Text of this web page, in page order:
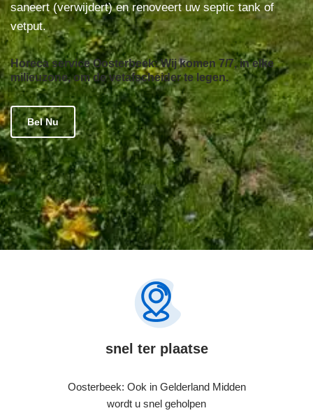
saneert (verwijdert) en renoveert uw septic tank of
vetput.
Horeca service Oosterbeek: Wij komen 7/7, in elke
milieuzone, om de vetafscheider te legen.
Bel Nu
snel ter plaatse
Oosterbeek: Ook in Gelderland Midden
wordt u snel geholpen